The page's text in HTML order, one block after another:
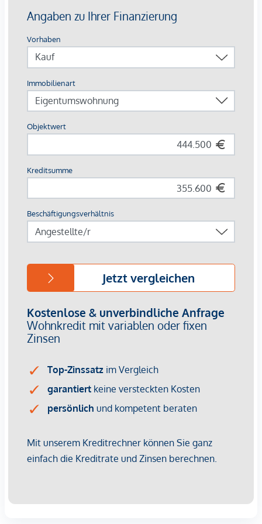
Designer-Ausstattung in den Bädern
Elektrisch steuerbarer Sonnenschutz
Moderne technische Features
HIGHLIGHTS
Wohnflächen von ca. 35 bis 152 m²
Dachterrassen
Ausgezeichnete Infrastruktur
WOHNUNG | TOP 1
Das 2-Zimmer-Apartment befindet sich im Erdgeschoss und
bietet eine Wohnfläche von ca. 58 m² sowie eine Terrasse
mit ca. 14 m². Die Raumaufteilung gliedert sich wie folgt:
Vorraum (ca. 2,5 m²)
WC (ca. 1,5 m²)
Wohnraum mit direktem Zugang zur Terrasse (ca. 22
m²)
Badezimmer mit Badewanne und Handwaschbecken
Zimmer (ca. 13 m²)
Bei den angeführten Preisen handelt es sich um